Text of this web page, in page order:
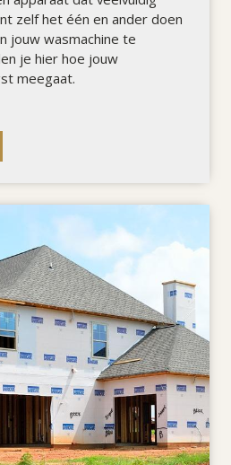
zelf het één en ander doen
jouw wasmachine te
je hier hoe jouw
meegaat.